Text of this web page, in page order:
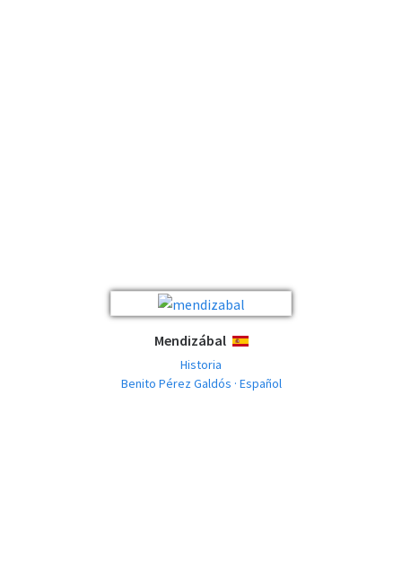
Mendizábal ESPAÑOL
Historia
Benito Pérez Galdós · Español